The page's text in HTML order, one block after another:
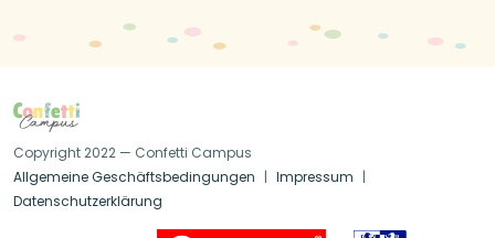
Copyright 2022 — Confetti Campus
Allgemeine Geschäftsbedingungen
Impressum
Datenschutzerklärung